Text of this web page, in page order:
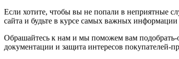
Если хотите, чтобы вы не попали в неприятные
сайта и будьте в курсе самых важных
Обрашайтесь к нам и мы поможем вам
документации и защита интересов покупателей-